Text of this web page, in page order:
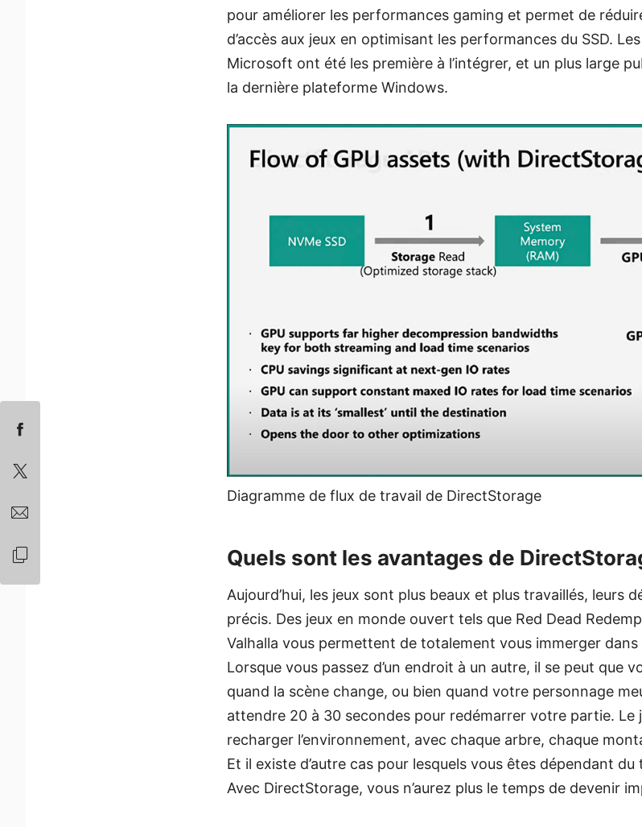
pour améliorer les performances gaming et permet de
d’accès aux jeux en optimisant les performances du SSD.
Microsoft ont été les première à l’intégrer, et un plus large
la dernière plateforme Windows.
Diagramme de flux de travail de DirectStorage
Quels sont les avantages de
Aujourd’hui, les jeux sont plus beaux et plus travaillés, leurs
précis. Des jeux en monde ouvert tels que Red Dead
Valhalla vous permettent de totalement vous immerger
Lorsque vous passez d’un endroit à un autre, il se peut que
quand la scène change, ou bien quand votre personnage
attendre 20 à 30 secondes pour redémarrer votre partie. Le
recharger l’environnement, avec chaque arbre, chaque
Et il existe d’autre cas pour lesquels vous êtes dépendant
Avec DirectStorage, vous n’aurez plus le temps de devenir